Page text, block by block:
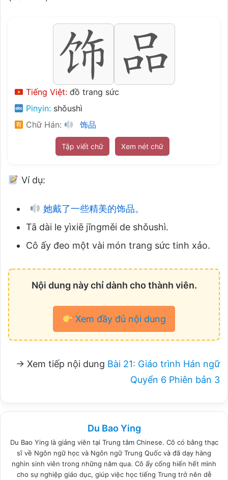
Tiếng Việt: đồ trang sức
Pinyin: shǒushì
Chữ Hán:
饰品
Tập viết chữ Xem nét chữ
Ví dụ:
她戴了一些精美的饰品。
Tā dài le yìxiē jīngměi de shǒushì.
Cô ấy đeo một vài món trang sức tinh xảo.
Nội dung này chỉ dành cho thành viên.
Xem đầy đủ nội dung
→ Xem tiếp nội dung Bài 21: Giáo trình Hán ngữ
Quyển 6 Phiên bản 3
Du Bao Ying
Du Bao Ying là giảng viên tại Trung tâm Chinese. Cô có bằng thạc
sĩ về Ngôn ngữ học và Ngôn ngữ Trung Quốc và đã dạy hàng
nghìn sinh viên trong những năm qua. Cô ấy cống hiến hết mình
cho sự nghiệp giáo dục, giúp việc học tiếng Trung trở nên dễ